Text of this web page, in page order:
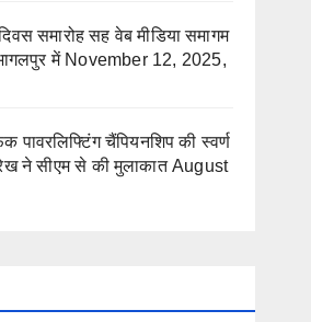
समारोह सह वेब मीडिया समागम
में November 12, 2025,
पावरलिफ्टिंग चैंपियनशिप की स्वर्ण
ने सीएम से की मुलाकात August